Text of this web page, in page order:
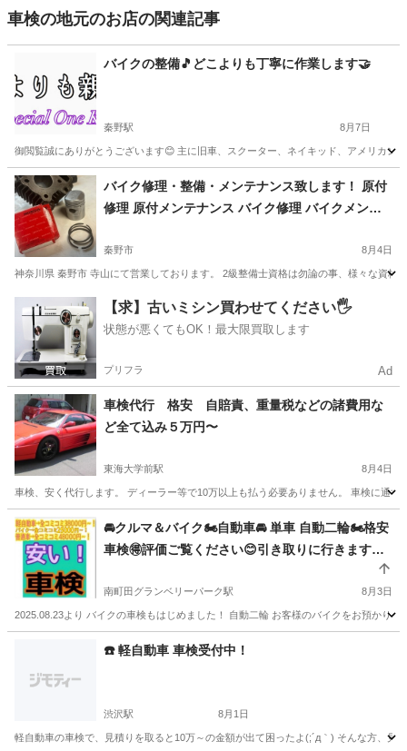
車検の地元のお店の関連記事
バイクの整備🎵どこよりも丁寧に作業します🤝
秦野駅 8月7日
御閲覧誠にありがとうございます😊 主に旧車、スクーター、ネイキッド、アメリカ
神奈川 秦野市 秦野駅 車検
バイク修理・整備・メンテナンス致します！ 原付
修理 原付メンテナンス バイク修理 バイクメンテ
秦野市 8月4日
神奈川県 秦野市 寺山にて営業しております。 2級整備士資格は勿論の事、様々な資
神奈川 秦野市 車検
【求】古いミシン買わせてください🖐️
状態が悪くてもOK！最大限買取します
プリフラ Ad
車検代行 格安 自賠責、重量税などの諸費用な
ど全て込み５万円〜
東海大学前駅 8月4日
車検、安く代行します。 ディーラー等で10万以上も払う必要ありません。 車検に通
神奈川 秦野市 東海大学前駅 車検 格安
🚘クルマ＆バイク🏍️自動車🚘 単車 自動二輪🏍️格安
車検🉐評価ご覧ください😊引き取りに行きます😌
2〜5時間で戻します💨神奈川 ・ 横浜 ・ 東京 車検
🚘とにかく明朗会計✨余計な営業しません✨虚偽の
部品交換しません😤大好評😊超安🉐車検🚘こんな
に安く!? ユーザー車検 代行❗️軽なら38000円！〜
普通車48000円〜！ バイク25000円〜🉐車検切れ
南町田グランベリーパーク駅 8月3日
2025.08.23より バイクの車検もはじめました！ 自動二輪 お客様のバイクをお預か
南町田グランベリーパーク駅
ユーザー車検
☎️ 軽自動車 車検受付中！
渋沢駅 8月1日
軽自動車の車検で、見積りを取ると10万～の金額が出て困ったよ(;´д｀) そんな方、